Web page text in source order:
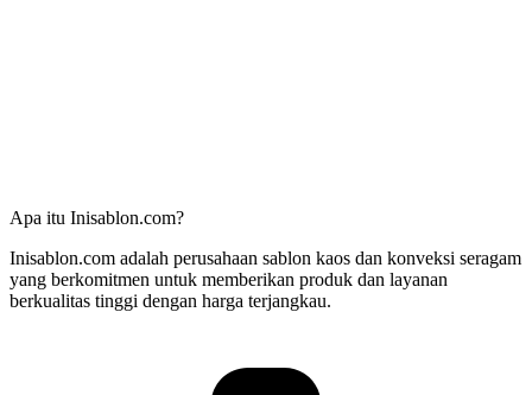
Apa itu Inisablon.com?
Inisablon.com adalah perusahaan sablon kaos dan konveksi seragam
yang berkomitmen untuk memberikan produk dan layanan
berkualitas tinggi dengan harga terjangkau.